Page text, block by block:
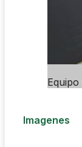
Equipo
Imagenes